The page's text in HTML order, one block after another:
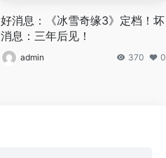
好消息：《冰雪奇缘3》定档！坏
消息：三年后见！
admin 370 0